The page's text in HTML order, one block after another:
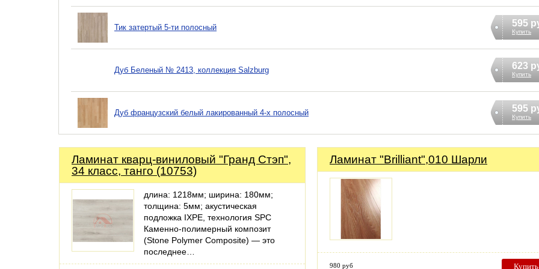
Тик затертый 5-ти полосный 595
Купить
Дуб Беленый № 2413, коллекция Salzburg 623
Купить
Дуб французский белый лакированный 4-х полосный 595
Купить
Ламинат кварц-виниловый "Гранд Стэп",
34 класс, танго (10753)
длина: 1218мм; ширина: 180мм;
толщина: 5мм; акустическая
подложка IXPE, технология SPC
Каменно-полимерный композит
(Stone Polymer Composite) — это
последнее…
Ламинат "Brilliant",010 Шарли
980 руб Купить